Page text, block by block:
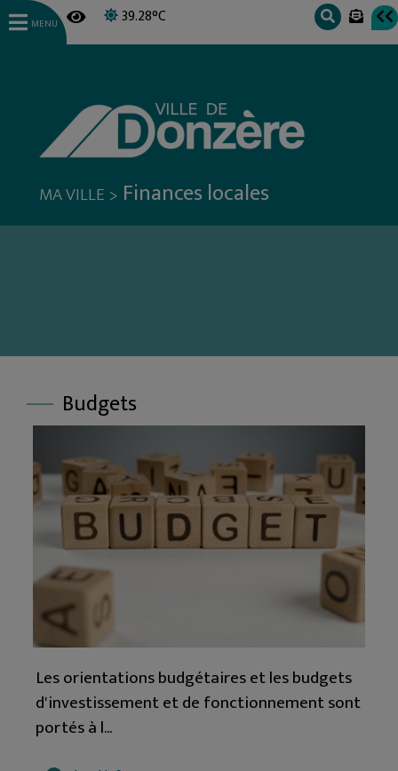
39.28°C
MENU
MA VILLE > Finances locales
Budgets
Les orientations budgétaires et les budgets
d'investissement et de fonctionnement sont
portés à l...